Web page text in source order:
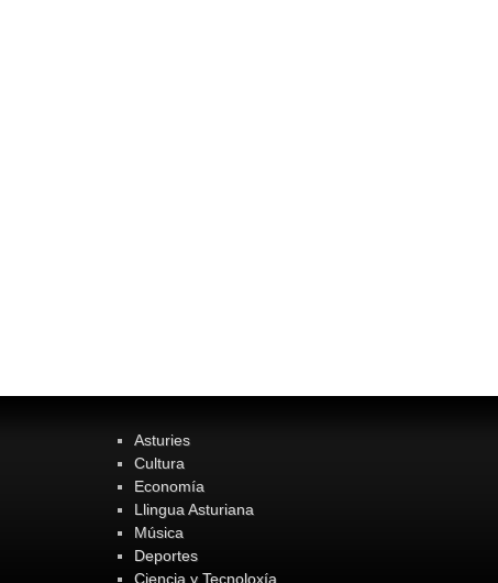
Asturies
Cultura
Economía
Llingua Asturiana
Música
Deportes
Ciencia y Tecnoloxía